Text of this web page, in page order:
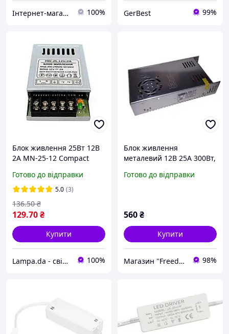
Інтернет-магазин "LED-house" 100% GerBest 99%
Блок живлення 25Вт 12В
2А MN-25-12 Compact
для світлодіодної LED
стрічки, модулів, лінійок
Готово до відправки
5.0 (3)
129.70₴
136.50 ₴
Купити
Lampa.da - світло для Вас! 100%
Блок живлення
металевий 12В 25А 300Вт,
CCTV, UAlectric
Готово до відправки
560₴
Купити
Магазин "Freedelivery" 98%